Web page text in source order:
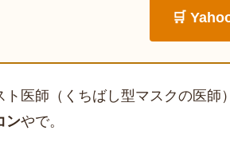
🛒
ト医師（くちばし型マスクの医
ンやで。